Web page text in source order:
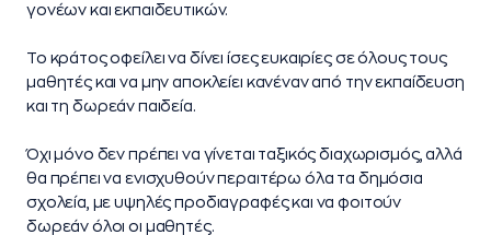
γονέων και εκπαιδευτικών.
Το κράτος οφείλει να δίνει ίσες ευκαιρίες σε όλους τους
μαθητές και να μην αποκλείει κανέναν από την εκπαίδευση
και τη δωρεάν παιδεία.
Όχι μόνο δεν πρέπει να γίνεται ταξικός διαχωρισμός, αλλά
θα πρέπει να ενισχυθούν περαιτέρω όλα τα δημόσια
σχολεία, με υψηλές προδιαγραφές και να φοιτούν
δωρεάν όλοι οι μαθητές.